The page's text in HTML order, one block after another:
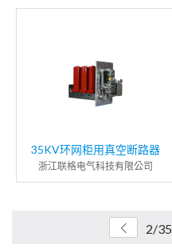
35KV环网柜用真空断路器
浙江联格电气科技有限公司
2/35